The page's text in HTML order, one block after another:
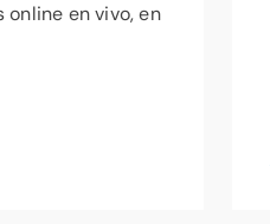
en vivo, en